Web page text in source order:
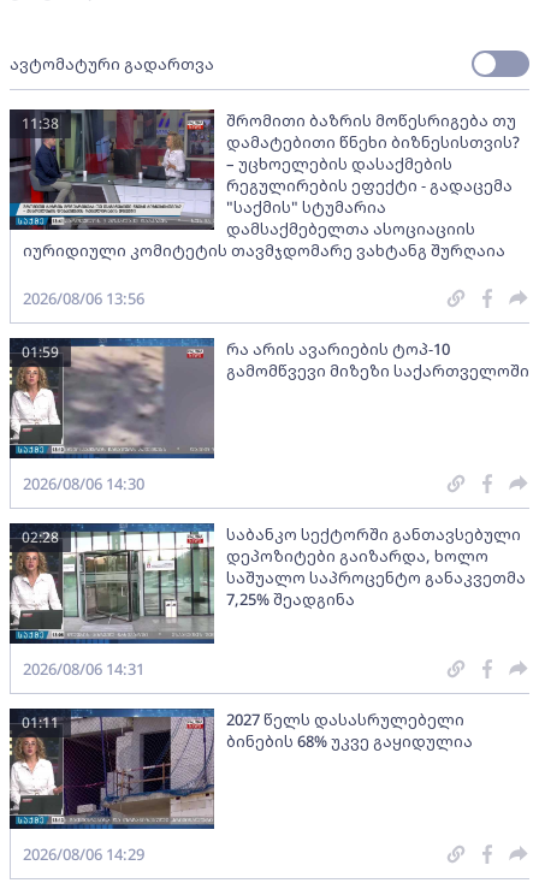
ავტომატური გადართვა
შრომითი ბაზრის მოწესრიგება თუ
დამატებითი წნეხი ბიზნესისთვის?
– უცხოელების დასაქმების
რეგულირების ეფექტი - გადაცემა
"საქმის" სტუმარია
დამსაქმებელთა ასოციაციის
იურიდიული კომიტეტის თავმჯდომარე ვახტანგ შურღაია
11:38
2026/08/06 13:56
რა არის ავარიების ტოპ-10
გამომწვევი მიზეზი საქართველოში
01:59
2026/08/06 14:30
საბანკო სექტორში განთავსებული
დეპოზიტები გაიზარდა, ხოლო
საშუალო საპროცენტო განაკვეთმა
7,25% შეადგინა
02:28
2026/08/06 14:31
2027 წელს დასასრულებელი
ბინების 68% უკვე გაყიდულია
01:11
2026/08/06 14:29